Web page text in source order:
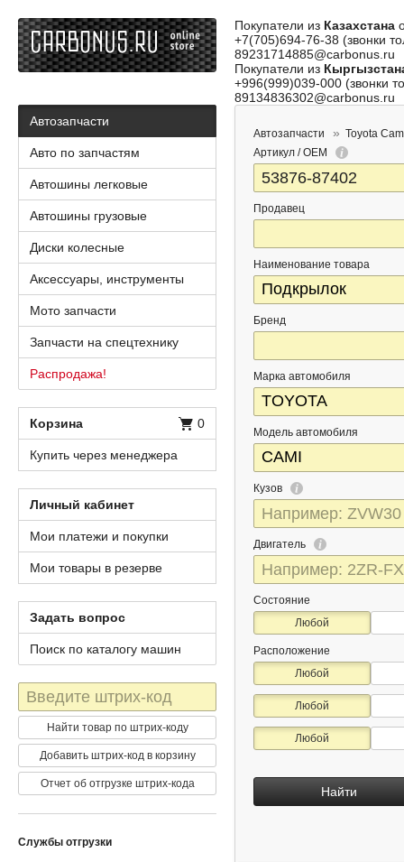
Покупатели из Казахстана
+7(705)694-76-38 (звонки
89231714885@carbonus.ru
Покупатели из
+996(999)039-000 (звонки
89134836302@carbonus.ru
Автозапчасти
Toyota
Артикул / OEM
Продавец
Наименование товара
Бренд
Марка автомобиля
Модель автомобиля
Кузов
Двигатель
Состояние
Любой
Расположение
Любой
Любой
Любой
Найти
Автозапчасти
Авто по запчастям
Автошины легковые
Автошины грузовые
Диски колесные
Аксессуары, инструменты
Мото запчасти
Запчасти на спецтехнику
Распродажа!
Корзина 0
Купить через менеджера
Личный кабинет
Мои платежи и покупки
Мои товары в резерве
Задать вопрос
Поиск по каталогу машин
Штрих-
код
Найти товар по штрих-коду
Добавить штрих-код в корзину
Отчет об отгрузке штрих-кода
Службы отгрузки